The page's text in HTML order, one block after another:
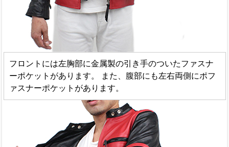
フロントには左胸部に金属製の引き手のついたファスナ
ーポケットがあります。 また、腹部にも左右両側にポフ
ァスナーポケットがあります。